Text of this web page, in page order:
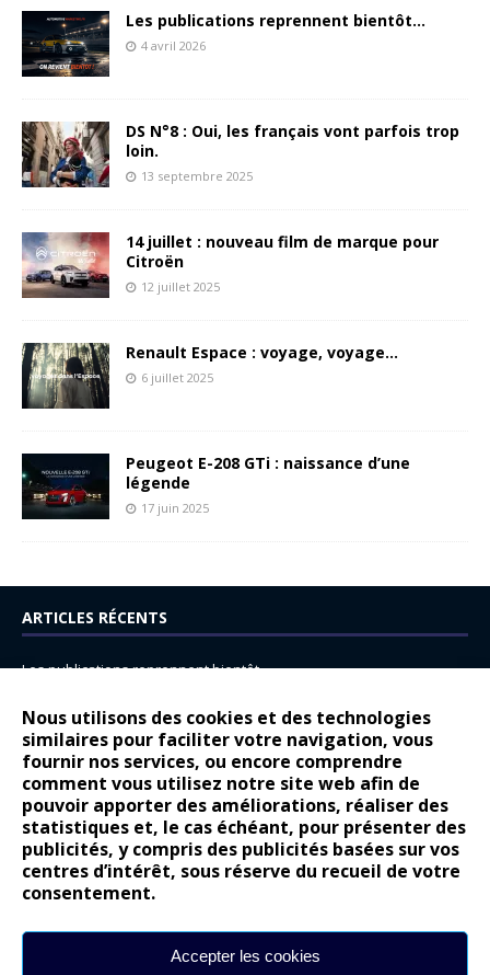
Nous utilisons des cookies et des technologies
similaires pour faciliter votre navigation, vous
fournir nos services, ou encore comprendre
comment vous utilisez notre site web afin de
pouvoir apporter des améliorations, réaliser des
statistiques et, le cas échéant, pour présenter des
publicités, y compris des publicités basées sur vos
centres d’intérêt, sous réserve du recueil de votre
consentement.
Accepter les cookies
Les publications reprennent bientôt…
4 avril 2026
DS N°8 : Oui, les français vont parfois trop
loin.
13 septembre 2025
14 juillet : nouveau film de marque pour
Citroën
12 juillet 2025
Renault Espace : voyage, voyage…
6 juillet 2025
Peugeot E-208 GTi : naissance d’une
légende
17 juin 2025
ARTICLES RÉCENTS
Les publications reprennent bientôt…
14 juillet : nouveau film de marque pour Citroën
Renault Espace : voyage, voyage…
Peugeot E-208 GTi : naissance d’une légende
COMMENTAIRES RÉCENTS
Bernard Dardartdans
Gilly